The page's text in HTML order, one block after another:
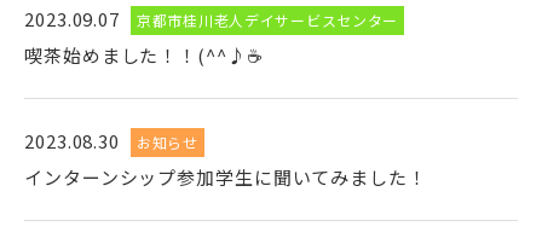
2023.09.07 京都市桂川老人デイサービスセンター
喫茶始めました！！(^^♪☕
2023.08.30 お知らせ
インターンシップ参加学生に聞いてみました！